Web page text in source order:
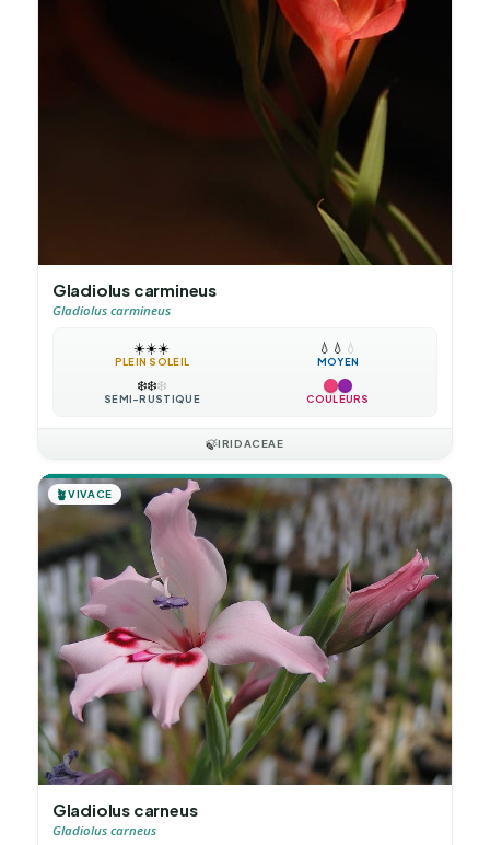
Gladiolus carmineus
Gladiolus carmineus
☀️☀️☀️
PLEIN SOLEIL
💧 💧 💧
MOYEN
❄️❄️❄️
SEMI-RUSTIQUE COULEURS
🍃IRIDACEAE
🪴VIVACE
Gladiolus carneus
Gladiolus carneus